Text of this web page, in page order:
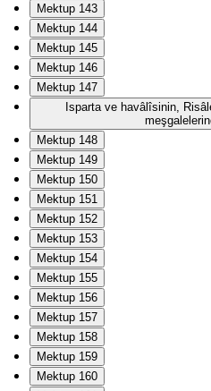
Mektup 143
Mektup 144
Mektup 145
Mektup 146
Mektup 147
Isparta ve havâlîsinin,
Mektup 148
Mektup 149
Mektup 150
Mektup 151
Mektup 152
Mektup 153
Mektup 154
Mektup 155
Mektup 156
Mektup 157
Mektup 158
Mektup 159
Mektup 160